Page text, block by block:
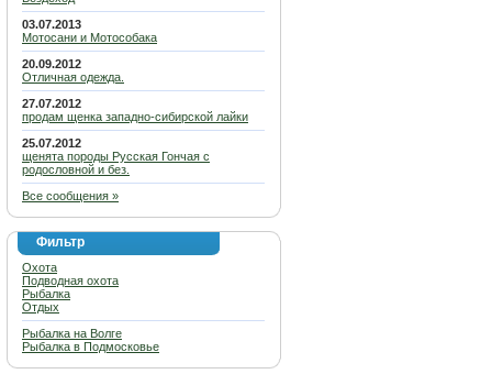
03.07.2013
Мотосани и Мотособака
20.09.2012
Отличная одежда.
27.07.2012
продам щенка западно-сибирской лайки
25.07.2012
щенята породы Русская Гончая с
родословной и без.
Все сообщения »
Фильтр
Охота
Подводная охота
Рыбалка
Отдых
Рыбалка на Волге
Рыбалка в Подмосковье